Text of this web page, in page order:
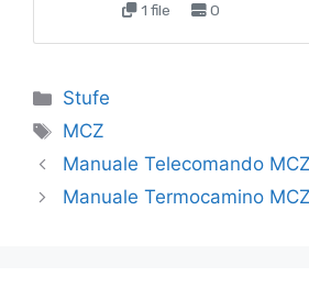
1 file 0
Categorie
Stufe
Tag
MCZ
Manuale Telecomando
Manuale Termocamino